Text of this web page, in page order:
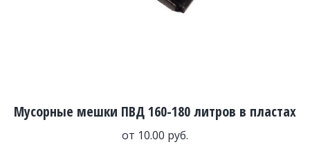
Мусорные мешки ПВД 160-180 литров в пластах
от 10.00 руб.